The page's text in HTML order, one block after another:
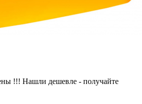
!!! Нашли дешевле - получайте